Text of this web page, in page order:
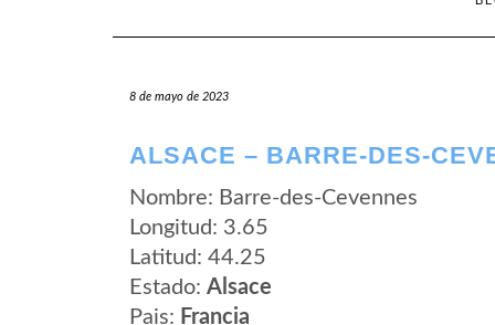
8 de mayo de 2023
ALSACE – BARRE-DES-
Nombre: Barre-des-Cevennes
Longitud: 3.65
Latitud: 44.25
Estado: Alsace
Pais: Francia